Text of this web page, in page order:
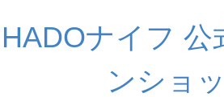
HADOナイフ 公
ンショ